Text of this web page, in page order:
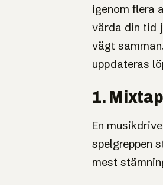
tunga
igenom flera
värda din tid
vägt
uppdateras
1.
En
spelgreppen
mest